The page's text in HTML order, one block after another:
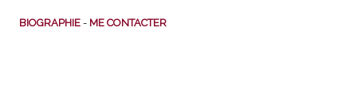
BIOGRAPHIE - ME CONTACTER